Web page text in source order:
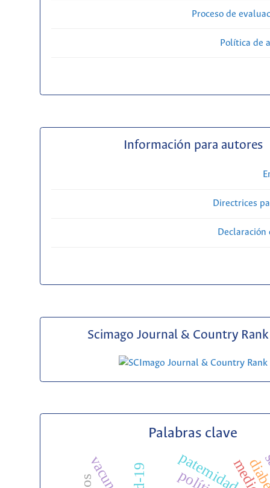
Proceso de
Política de
Información para autores
Directrices
Scimago Journal & Country Rank
Palabras clave
paternidad